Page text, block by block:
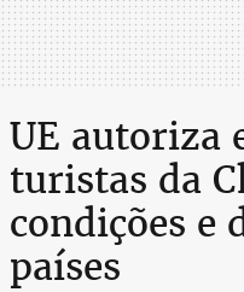
UE autoriza
turistas da
condições e
países